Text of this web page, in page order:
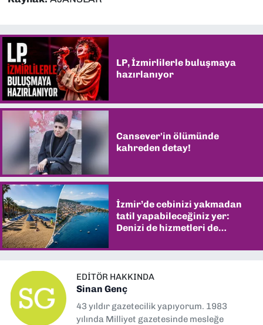
LP, İzmirlilerle buluşmaya
hazırlanıyor
Cansever'in ölümünde
kahreden detay!
İzmir’de cebinizi yakmadan
tatil yapabileceğiniz yer:
Denizi de hizmetleri de
EDITÖR HAKKINDA
Sinan Genç
43 yıldır gazetecilik yapıyorum. 1983
yılında Milliyet gazetesinde mesleğe